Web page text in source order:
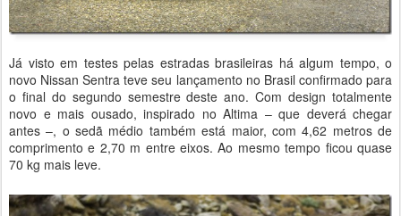
Já visto em testes pelas estradas brasileiras há algum tempo, o
novo Nissan Sentra teve seu lançamento no Brasil confirmado para
o final do segundo semestre deste ano. Com design totalmente
novo e mais ousado, inspirado no Altima – que deverá chegar
antes –, o sedã médio também está maior, com 4,62 metros de
comprimento e 2,70 m entre eixos. Ao mesmo tempo ficou quase
70 kg mais leve.